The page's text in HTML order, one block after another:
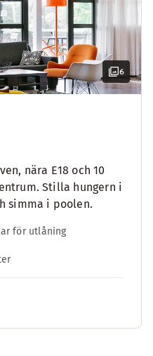
6
nära E18 och 10
Stilla hungern i
simma i poolen.
för utlåning